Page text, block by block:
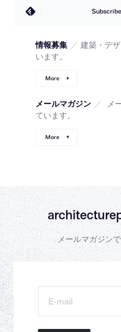
Subscribe
情報募集 ／ 建築・デ
います。
More
メールマガジン ／
メ
ています。
More
メールマガジン